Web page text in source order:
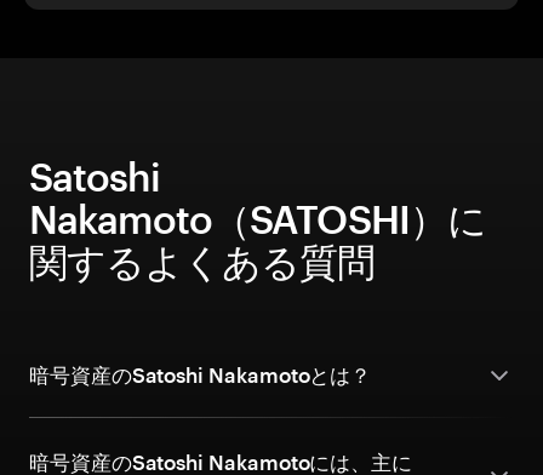
Satoshi
Nakamoto（SATOSHI）に
関するよくある質問
暗号資産のSatoshi Nakamotoとは？
暗号資産のSatoshi Nakamotoには、主に